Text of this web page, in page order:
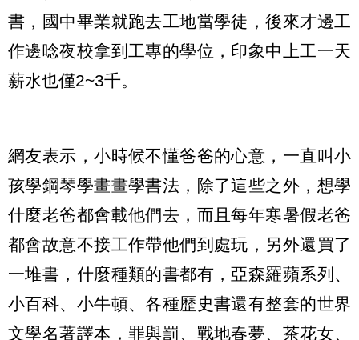
書，國中畢業就跑去工地當學徒，後來才邊工
作邊唸夜校拿到工專的學位，印象中上工一天
薪水也僅2~3千。
網友表示，小時候不懂爸爸的心意，一直叫小
孩學鋼琴學畫畫學書法，除了這些之外，想學
什麼老爸都會載他們去，而且每年寒暑假老爸
都會故意不接工作帶他們到處玩，另外還買了
一堆書，什麼種類的書都有，亞森羅蘋系列、
小百科、小牛頓、各種歷史書還有整套的世界
文學名著譯本，罪與罰、戰地春夢、茶花女、